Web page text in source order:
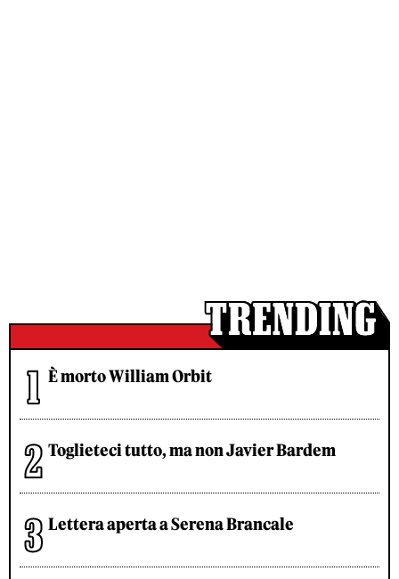
È morto William Orbit
Toglieteci tutto, ma non Javier Bardem
Lettera aperta a Serena Brancale